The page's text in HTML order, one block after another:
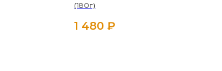
(180г)
1 480 ₽